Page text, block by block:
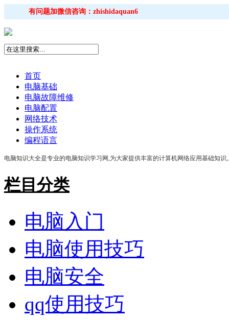
有问题加微信咨询：zhishidaquan6
首页
电脑基础
电脑故障维修
电脑配置
网络技术
操作系统
编程语言
电脑知识大全是专业的电脑知识学习网,为大家提供丰富的计算机网络应用基础知
栏目分类
电脑入门
电脑使用技巧
电脑安全
qq使用技巧